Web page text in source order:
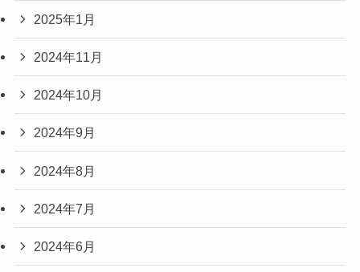
2025年1月
2024年11月
2024年10月
2024年9月
2024年8月
2024年7月
2024年6月